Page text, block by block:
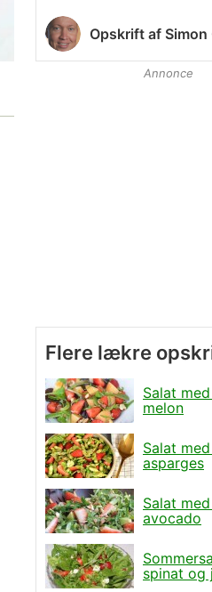
Opskrift af Simon
Annonce
Flere lækre
Salat
melon
Salat
asparges
Salat
avocado
spinat